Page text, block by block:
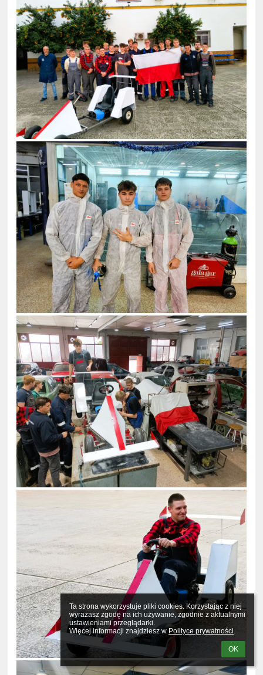
Ta strona wykorzystuje pliki cookies. Korzystając z niej
wyrażasz zgodę na ich używanie, zgodnie z aktualnymi
ustawieniami przeglądarki.
Więcej informacji znajdziesz w Polityce prywatności.
OK